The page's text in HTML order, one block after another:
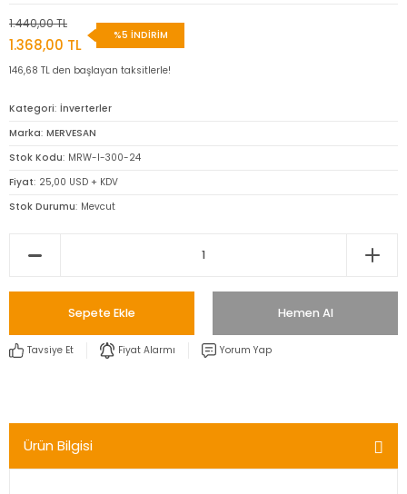
1.440,00 TL
1.368,00 TL
%5 İNDİRİM
146,68 TL den başlayan taksitlerle!
Kategori İnverterler
Marka MERVESAN
Stok Kodu MRW-I-300-24
Fiyat 25,00 USD + KDV
Stok Durumu Mevcut
Sepete Ekle Hemen Al
Tavsiye Et Fiyat Alarmı Yorum Yap
Ürün Bilgisi